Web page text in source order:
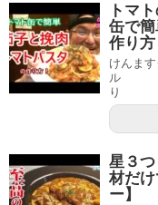
トマ
缶で
作り方
けんま
ル 大
り 子
星３
材だ
ー】